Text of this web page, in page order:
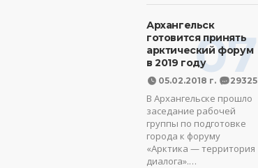
07
Архангельск
готовится принять
арктический форум
в 2019 году
05.02.2018 г. 29325
В Архангельске прошло
заседание рабочей
группы по подготовке
города к форуму
«Арктика — территория
диалога».…